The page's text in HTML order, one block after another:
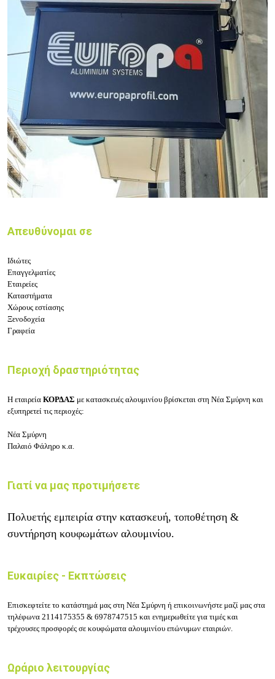
Απευθύνομαι σε
Ιδιώτες
Επαγγελματίες
Εταιρείες
Καταστήματα
Χώρους εστίασης
Ξενοδοχεία
Γραφεία
Περιοχή δραστηριότητας
Η εταιρεία ΚΟΡΔΑΣ με κατασκευές αλουμινίου βρίσκεται στη Νέα Σμύρνη και
εξυπηρετεί τις περιοχές:
Νέα Σμύρνη
Παλαιό Φάληρο κ.α.
Γιατί να μας προτιμήσετε
Πολυετής εμπειρία στην κατασκευή, τοποθέτηση &
συντήρηση κουφωμάτων αλουμινίου.
Ευκαιρίες - Εκπτώσεις
Επισκεφτείτε το κατάστημά μας στη Νέα Σμύρνη ή επικοινωνήστε μαζί μας στα
τηλέφωνα 2114175355 & 6978747515 και ενημερωθείτε για τιμές και
τρέχουσες προσφορές σε κουφώματα αλουμινίου επώνυμων εταιριών.
Ωράριο λειτουργίας